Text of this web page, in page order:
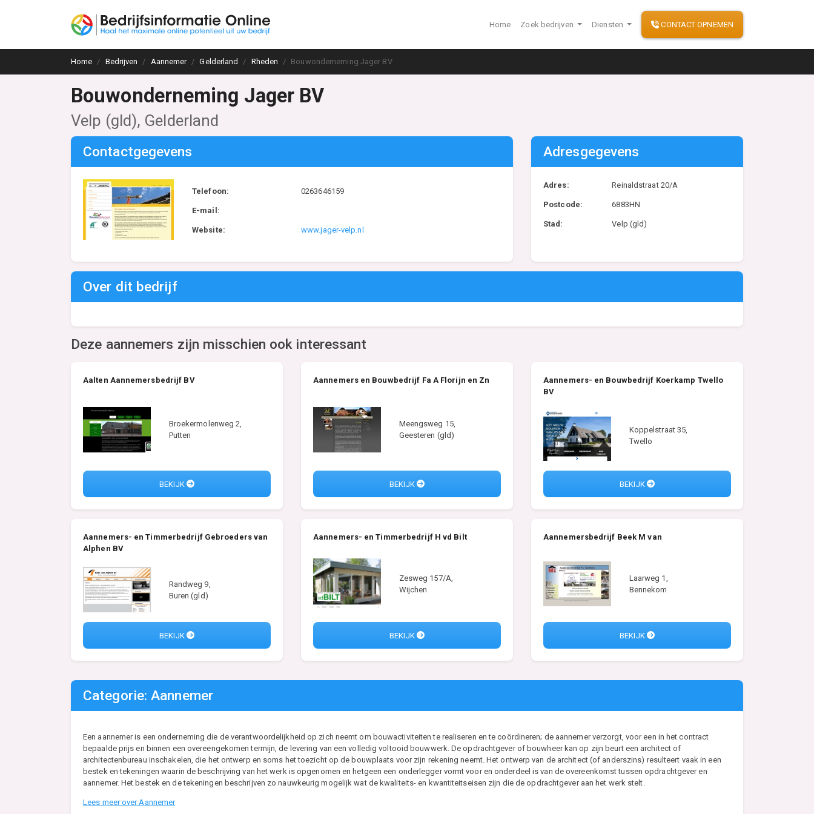
Home Zoek bedrijven Diensten CONTACT OPNEMEN
Home Bedrijven Aannemer Gelderland Rheden Bouwonderneming Jager BV
Bouwonderneming Jager BV
Velp (gld), Gelderland
Contactgegevens
Telefoon: 0263646159
E-mail:
Website: www.jager-velp.nl
Adresgegevens
Adres: Reinaldstraat 20/A
Postcode: 6883HN
Stad: Velp (gld)
Over dit bedrijf
Deze aannemers zijn misschien ook interessant
Aalten Aannemersbedrijf BV
Broekermolenweg 2,
Putten
BEKIJK
Aannemers en Bouwbedrijf Fa A Florijn en Zn
Meengsweg 15,
Geesteren (gld)
BEKIJK
Aannemers- en Bouwbedrijf Koerkamp Twello
BV
Koppelstraat 35,
Twello
BEKIJK
Aannemers- en Timmerbedrijf Gebroeders van
Alphen BV
Randweg 9,
Buren (gld)
BEKIJK
Aannemers- en Timmerbedrijf H vd Bilt
Zesweg 157/A,
Wijchen
BEKIJK
Aannemersbedrijf Beek M van
Laarweg 1,
Bennekom
BEKIJK
Categorie: Aannemer
Een aannemer is een onderneming die de verantwoordelijkheid op zich neemt om bouwactiviteiten te realiseren en te coördineren; de aannemer verzorgt, voor een in het contract
bepaalde prijs en binnen een overeengekomen termijn, de levering van een volledig voltooid bouwwerk. De opdrachtgever of bouwheer kan op zijn beurt een architect of
architectenbureau inschakelen, die het ontwerp en soms het toezicht op de bouwplaats voor zijn rekening neemt. Het ontwerp van de architect (of anderszins) resulteert vaak in een
bestek en tekeningen waarin de beschrijving van het werk is opgenomen en hetgeen een onderlegger vormt voor en onderdeel is van de overeenkomst tussen opdrachtgever en
aannemer. Het bestek en de tekeningen beschrijven zo nauwkeurig mogelijk wat de kwaliteits- en kwantiteitseisen zijn die de opdrachtgever aan het werk stelt.
Lees meer over Aannemer